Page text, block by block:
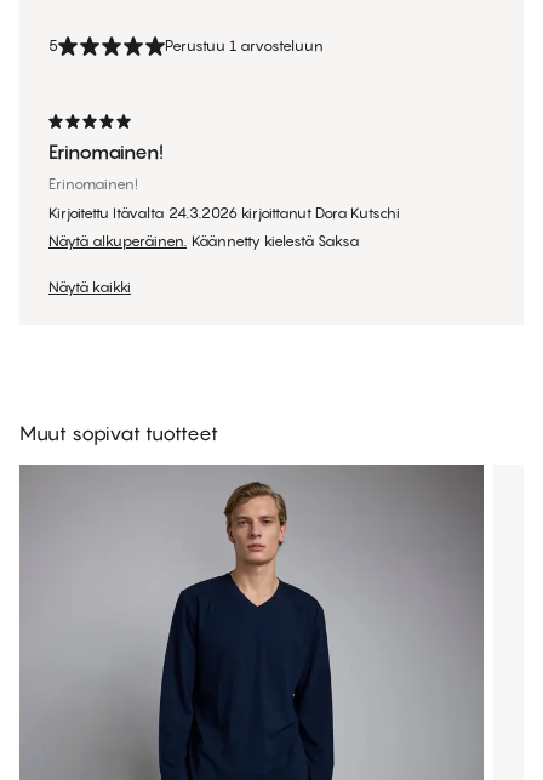
5 Perustuu 1 arvosteluun
Erinomainen!
Erinomainen!
Kirjoitettu Itävalta 24.3.2026 kirjoittanut Dora Kutschi
Näytä alkuperäinen. Käännetty kielestä Saksa
Näytä kaikki
Muut sopivat tuotteet